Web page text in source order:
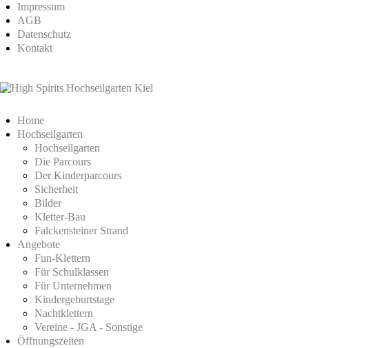
Impressum
AGB
Datenschutz
Kontakt
Home
Hochseilgarten
Hochseilgarten
Die Parcours
Der Kinderparcours
Sicherheit
Bilder
Kletter-Bau
Falckensteiner Strand
Angebote
Fun-Klettern
Für Schulklassen
Für Unternehmen
Kindergeburtstage
Nachtklettern
Vereine - JGA - Sonstige
Öffnungszeiten